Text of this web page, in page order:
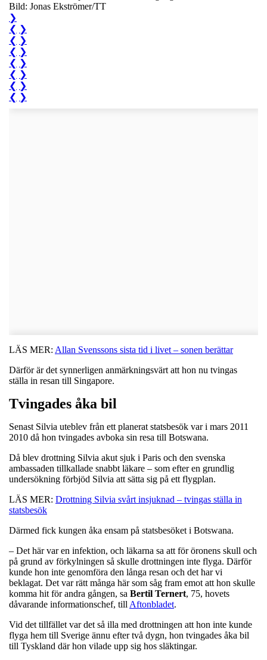
Bild: Jonas Ekströmer/TT
❯
❮ ❯
❮ ❯
❮ ❯
❮ ❯
❮ ❯
❮ ❯
❮ ❯
LÄS MER: Allan Svenssons sista tid i livet – sonen berättar
Därför är det synnerligen anmärkningsvärt att hon nu tvingas
ställa in resan till Singapore.
Tvingades åka bil
Senast Silvia uteblev från ett planerat statsbesök var i mars 2011
2010 då hon tvingades avboka sin resa till Botswana.
Då blev drottning Silvia akut sjuk i Paris och den svenska
ambassaden tillkallade snabbt läkare – som efter en grundlig
undersökning förbjöd Silvia att sätta sig på ett flygplan.
LÄS MER: Drottning Silvia svårt insjuknad – tvingas ställa in
statsbesök
Därmed fick kungen åka ensam på statsbesöket i Botswana.
– Det här var en infektion, och läkarna sa att för öronens skull och
på grund av förkylningen så skulle drottningen inte flyga. Därför
kunde hon inte genomföra den långa resan och det har vi
beklagat. Det var rätt många här som såg fram emot att hon skulle
komma hit för andra gången, sa Bertil Ternert, 75, hovets
dåvarande informationschef, till Aftonbladet.
Vid det tillfället var det så illa med drottningen att hon inte kunde
flyga hem till Sverige ännu efter två dygn, hon tvingades åka bil
till Tyskland där hon vilade upp sig hos släktingar.